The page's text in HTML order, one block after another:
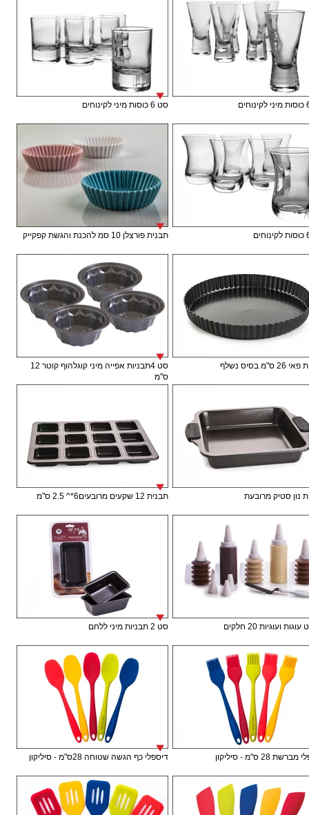
סט 6 כוסות מיני לקינוחים
תבנית פורצלן 10 סמ להכנת והגשת קפקייק
בסיס נשלף
סט 4תבניות אפייה מיני קוגלהוף קוטר 12
ס"מ
נון סטיק מרובעת תבנית 12 שקעים מרובעים6*^ 2.5 ס"מ
ועוגיות 20 חלקים סט 2 תבניות מיני ללחם
28 ס"מ - סיליקון דיספלי כף הגשה שטוחה 28ס"מ - סיליקון